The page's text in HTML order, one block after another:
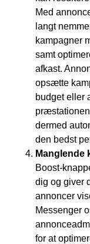
Med
langt
kampagner
samt
afkast.
opsætte
budget eller
dermed
den bedst
Manglende
Boost-
dig og giver
annoncer
Messenger
for at